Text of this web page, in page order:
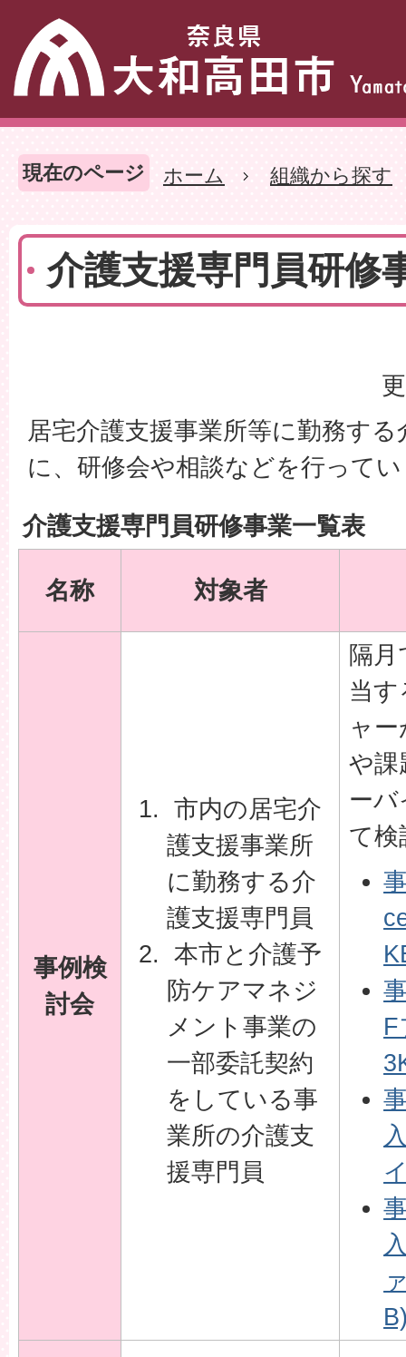
現在のページ ホーム 組織から探す
介護支援専門員研修
居宅介護支援事業所等に勤務す
に、研修会や相談などを行って
介護支援専門員研修事業一覧表
名称 対象者
事例検
討会
市内の居宅介
護支援事業所
に勤務する介
護支援専門員
本市と介護予
防ケアマネジ
メント事業の
一部委託契約
をしている事
業所の介護支
援専門員
隔月
当
ャ
や課
ー
て検
F